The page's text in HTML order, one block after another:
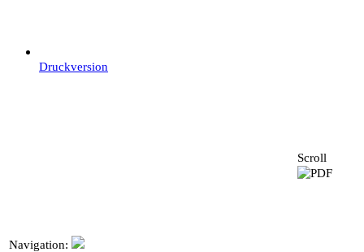
Druckversion
Navigation:
Scroll